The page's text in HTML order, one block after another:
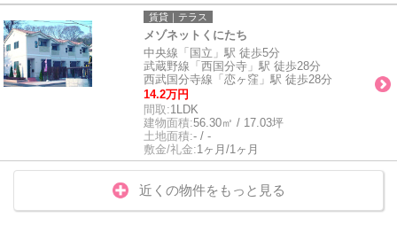
賃貸｜テラス
メゾネットくにたち
中央線「国立」駅 徒歩5分
武蔵野線「西国分寺」駅 徒歩28分
西武国分寺線「恋ヶ窪」駅 徒歩28分
14.2万円
間取:1LDK
建物面積:56.30㎡ / 17.03坪
土地面積:- / -
敷金/礼金:1ヶ月/1ヶ月
近くの物件をもっと見る